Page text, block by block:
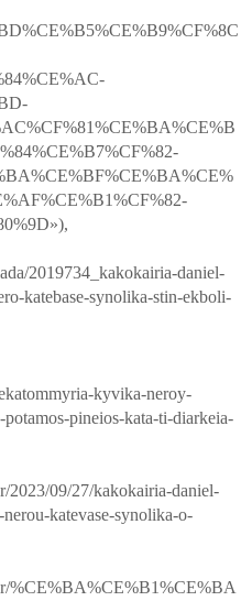
%CE%B5%CE%B9%CF%8C
CE%AC-
-
AC%CF%81%CE%BA%CE%B
%84%CE%B7%CF%82-
BA%CE%BF%CE%BA%CE%
%AF%CE%B1%CF%82-
D»),
/2019734_kakokairia-daniel-
-katebase-synolika-stin-ekboli-
-kyvika-neroy-
-potamos-pineios-kata-ti-diarkeia-
/2023/09/27/kakokairia-daniel-
-nerou-katevase-synolika-o-
/%CE%BA%CE%B1%CE%BA